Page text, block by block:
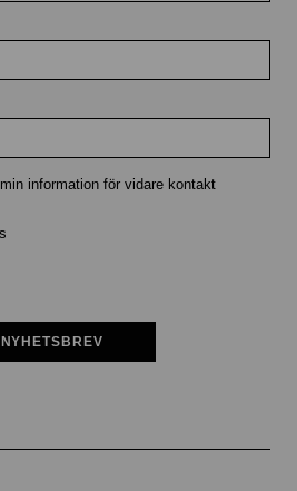
information för vidare kontakt